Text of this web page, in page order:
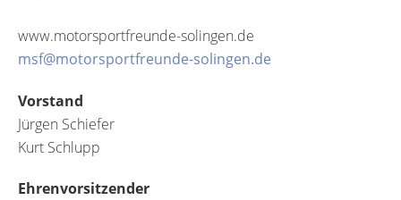
www.motorsportfreunde-solingen.de
msf@motorsportfreunde-solingen.de
Vorstand
Jürgen Schiefer
Kurt Schlupp
Ehrenvorsitzender